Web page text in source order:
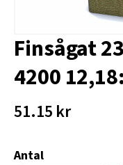
Finsågat
4200
51.15 kr
Antal